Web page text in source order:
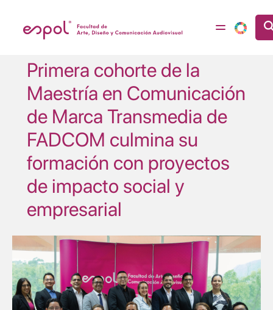
Primera cohorte de la
Maestría en Comunicación
de Marca Transmedia de
FADCOM culmina su
formación con proyectos
de impacto social y
empresarial